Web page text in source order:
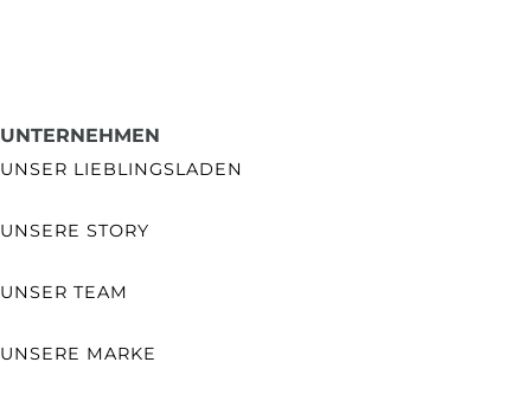
UNTERNEHMEN
UNSER LIEBLINGSLADEN
UNSERE STORY
UNSER TEAM
UNSERE MARKE